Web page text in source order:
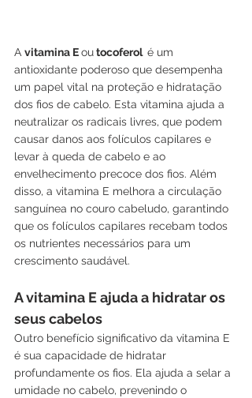
A vitamina E ou tocoferol é um
antioxidante poderoso que desempenha
um papel vital na proteção e hidratação
dos fios de cabelo. Esta vitamina ajuda a
neutralizar os radicais livres, que podem
causar danos aos folículos capilares e
levar à queda de cabelo e ao
envelhecimento precoce dos fios. Além
disso, a vitamina E melhora a circulação
sanguínea no couro cabeludo, garantindo
que os folículos capilares recebam todos
os nutrientes necessários para um
crescimento saudável.
A vitamina E ajuda a hidratar os
seus cabelos
Outro benefício significativo da vitamina E
é sua capacidade de hidratar
profundamente os fios. Ela ajuda a selar a
umidade no cabelo, prevenindo o